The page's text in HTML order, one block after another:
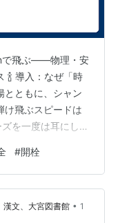
で飛ぶ――物理・安
🍾 導入：なぜ「時
ともに、シャン
飛ぶスピードは
を一度は耳にした
ル内圧はおよそ5
二酸化炭素
短い加速区間でコ
栓の摩擦・温度・
#開栓
文、大宮図書館 • 1